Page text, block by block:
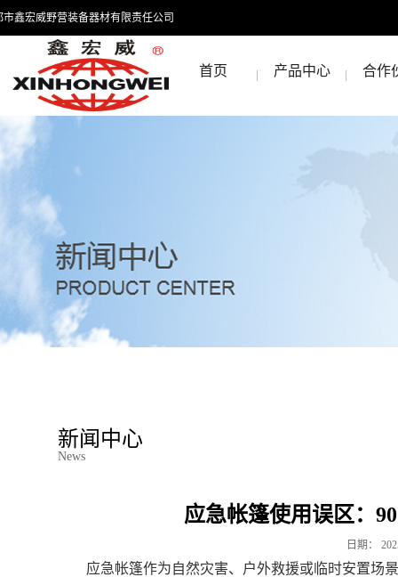
市鑫宏威野营装备器材有限责任公司
首页 产品中心 合作
新闻中心
News
应急帐篷使用误区：
日期：
应急帐篷作为自然灾害、户外救援或临时安置场